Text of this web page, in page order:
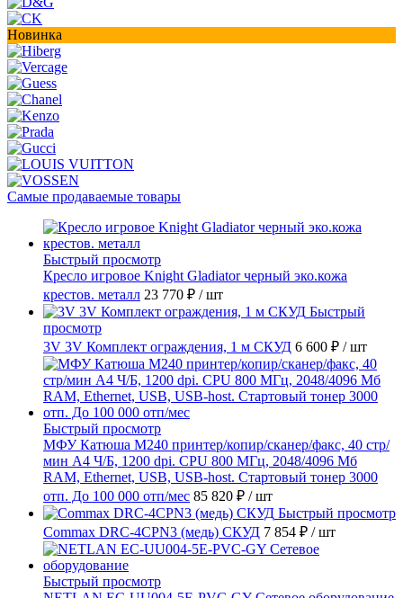
Новинка
Самые продаваемые товары
Быстрый просмотр
Кресло игровое Knight Gladiator черный эко.кожа
крестов. металл 23 770 ₽ / шт
Быстрый
просмотр
3V 3V Комплект ограждения, 1 м СКУД 6 600 ₽ / шт
Быстрый просмотр
МФУ Катюша M240 принтер/копир/сканер/факс, 40 стр/
мин А4 Ч/Б, 1200 dpi. CPU 800 МГц, 2048/4096 Мб
RAM, Ethernet, USB, USB-host. Стартовый тонер 3000
отп. До 100 000 отп/мес 85 820 ₽ / шт
Быстрый просмотр
Commax DRC-4CPN3 (медь) СКУД 7 854 ₽ / шт
Быстрый просмотр